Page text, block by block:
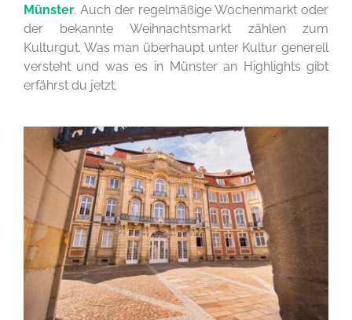
Münster. Auch der regelmäßige Wochenmarkt oder
der bekannte Weihnachtsmarkt zählen zum
Kulturgut. Was man überhaupt unter Kultur generell
versteht und was es in Münster an Highlights gibt
erfährst du jetzt.